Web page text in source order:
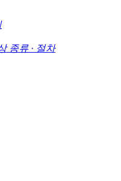
종류 · 절차